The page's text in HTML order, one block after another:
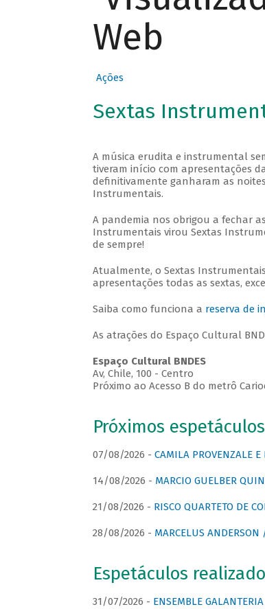
Web
Ações
Sextas
A música erudita e instrumental
tiveram início com apresentações
definitivamente ganharam as
Instrumentais.
A pandemia nos obrigou a fechar
Instrumentais virou Sextas
de sempre!
Atualmente, o Sextas
apresentações todas as sextas,
Saiba como funciona a reserva de
As atrações do Espaço Cultural
Espaço Cultural BNDES
Av, Chile, 100 - Centro
Próximo ao Acesso B do metrô
Próximos espetáculos
07/08/2026 - CAMILA PROVENZALE
14/08/2026 - MARCIO GUELBER
21/08/2026 - RISCO QUARTETO DE
28/08/2026 - MARCELUS
Espetáculos
31/07/2026 - ENSEMBLE